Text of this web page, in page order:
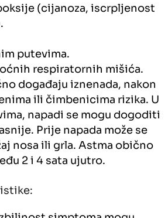
(cijanoza, iscrpljenost
putevima.
respiratornih mišića.
događaju iznenada, nakon
ili čimbenicima rizika. U
napadi se mogu dogoditi
Prije napada može se
nosa ili grla. Astma obično
2 i 4 sata ujutro.